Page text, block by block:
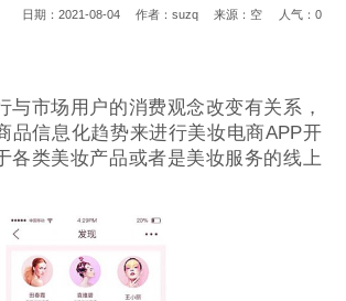
日期：2021-08-04 作者：suzq 来源：空 人气： 0
与市场用户的消费观念改变有关系，
品信息化趋势来进行美妆电商APP开
各类美妆产品或者是美妆服务的线上